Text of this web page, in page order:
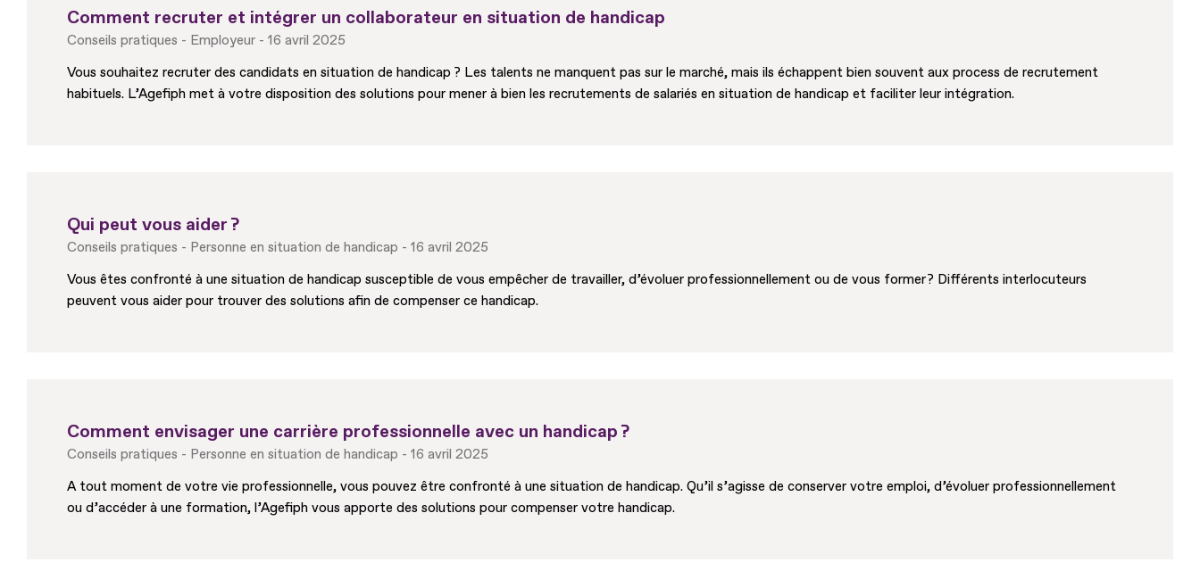
Comment recruter et intégrer un collaborateur en situation de handicap
Conseils pratiques Employeur
16 avril 2025
Vous souhaitez recruter des candidats en situation de handicap ? Les talents ne manquent pas sur le marché, mais ils échappent bien souvent aux process de recrutement
habituels. L’Agefiph met à votre disposition des solutions pour mener à bien les recrutements de salariés en situation de handicap et faciliter leur intégration.
Qui peut vous aider ?
Conseils pratiques Personne en situation de handicap
16 avril 2025
Vous êtes confronté à une situation de handicap susceptible de vous empêcher de travailler, d’évoluer professionnellement ou de vous former ? Différents interlocuteurs
peuvent vous aider pour trouver des solutions afin de compenser ce handicap.
Comment envisager une carrière professionnelle avec un handicap ?
Conseils pratiques Personne en situation de handicap
16 avril 2025
A tout moment de votre vie professionnelle, vous pouvez être confronté à une situation de handicap. Qu’il s’agisse de conserver votre emploi, d’évoluer professionnellement
ou d’accéder à une formation, l’Agefiph vous apporte des solutions pour compenser votre handicap.